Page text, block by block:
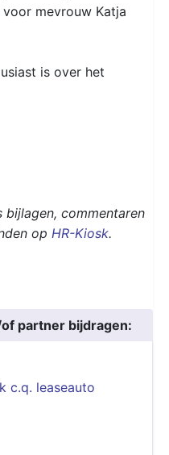
mevrouw Katja
is over het
bijlagen, commentaren
op HR-Kiosk.
partner bijdragen:
c.q. leaseauto